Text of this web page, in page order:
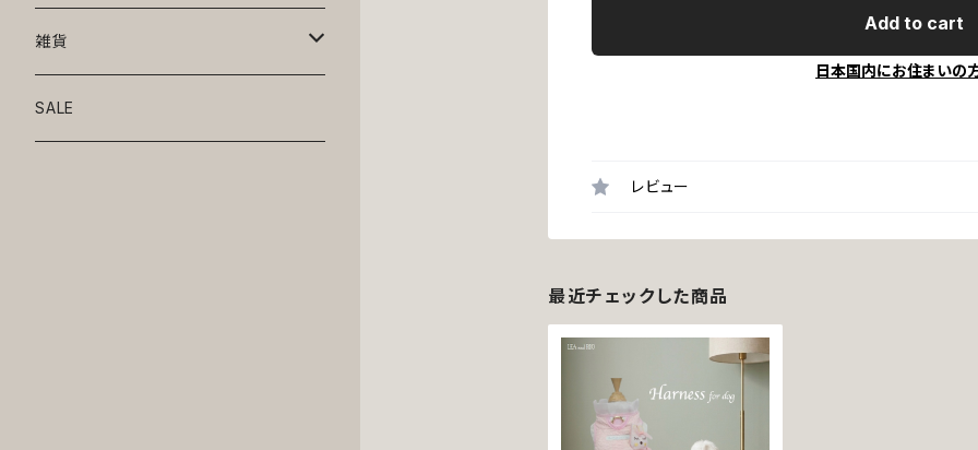
Add to cart
日本国内にお住まいの
レビュー
最近チェックした商品
ニット
アロハ
ボトムス
ワンピース
ベッド
リード・首輪
雑貨
アート
SALE